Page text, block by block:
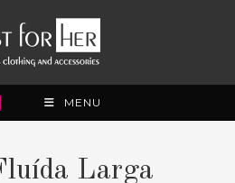
MENU
Larga